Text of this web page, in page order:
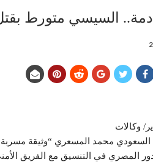
السيسي متورط
محمد المسعري “وثيقة
المصري في التنسيق مع الفريق